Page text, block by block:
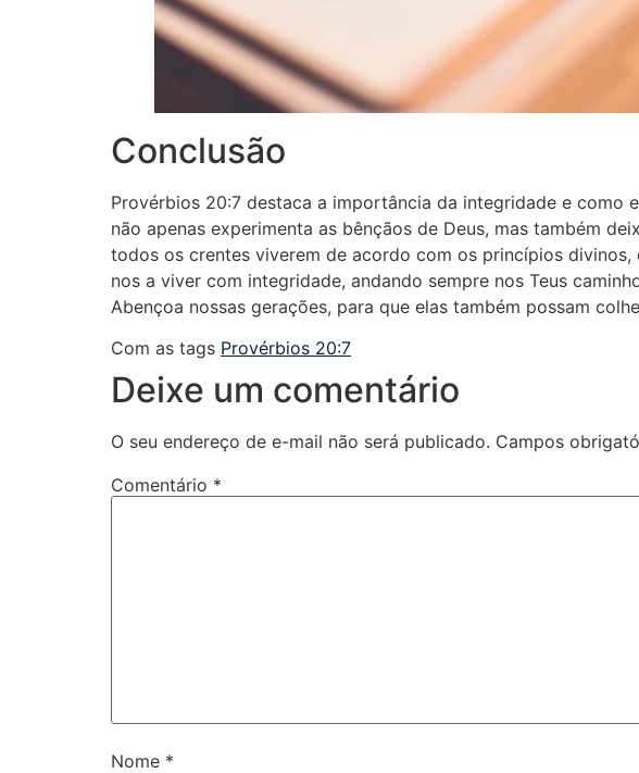
Conclusão
Provérbios 20:7 destaca a importância da integridade e como
não apenas experimenta as bênçãos de Deus, mas também
todos os crentes viverem de acordo com os princípios
nos a viver com integridade, andando sempre nos Teus
Abençoa nossas gerações, para que elas também possam
Com as tags Provérbios 20:7
Deixe um comentário
O seu endereço de e-mail não será publicado. Campos
Comentário *
Nome *